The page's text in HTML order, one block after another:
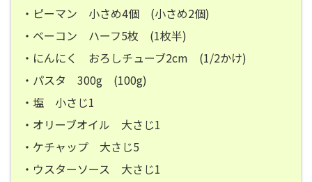
・ピーマン 小さめ4個 (小さめ2個)
・ベーコン ハーフ5枚 (1枚半)
・にんにく おろしチューブ2cm (1/2かけ)
・パスタ 300g (100g)
・塩 小さじ1
・オリーブオイル 大さじ1
・ケチャップ 大さじ5
・ウスターソース 大さじ1